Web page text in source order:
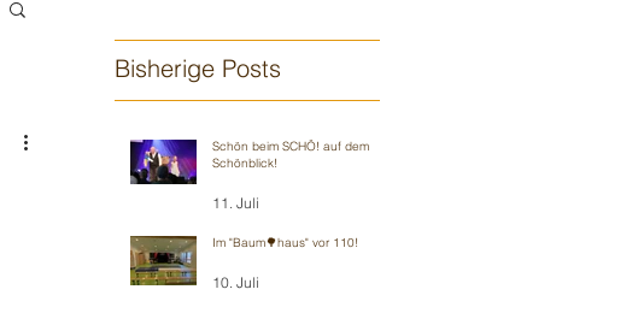
Bisherige Posts
Schön beim SCHÖ! auf dem
Schönblick!
11. Juli
Im "Baum🌳haus" vor 110!
10. Juli